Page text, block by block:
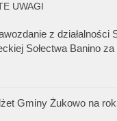
UWAGI
z działalności
Sołectwa Banino
Gminy Żukowo na